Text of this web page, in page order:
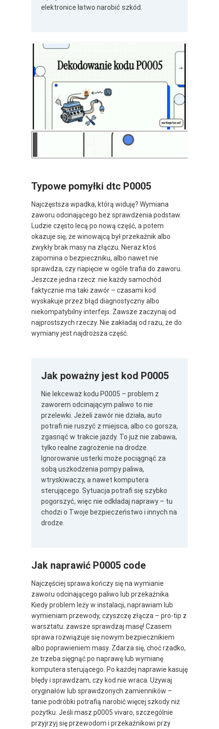
elektronice łatwo narobić szkód.
Typowe pomyłki dtc P0005
Najczęstsza wpadka, którą widuję? Wymiana
zaworu odcinającego bez sprawdzenia podstaw.
Ludzie często lecą po nową część, a potem
okazuje się, że winowajcą był przekaźnik albo
zwykły brak masy na złączu. Nieraz ktoś
zapomina o bezpieczniku, albo nawet nie
sprawdza, czy napięcie w ogóle trafia do zaworu.
Jeszcze jedna rzecz: nie każdy samochód
faktycznie ma taki zawór – czasami kod
wyskakuje przez błąd diagnostyczny albo
niekompatybilny interfejs. Zawsze zaczynaj od
najprostszych rzeczy. Nie zakładaj od razu, że do
wymiany jest najdroższa część.
Jak poważny jest kod P0005
Nie lekceważ kodu P0005 – problem z
zaworem odcinającym paliwo to nie
przelewki. Jeżeli zawór nie działa, auto
potrafi nie ruszyć z miejsca, albo co gorsza,
zgasnąć w trakcie jazdy. To już nie zabawa,
tylko realne zagrożenie na drodze.
Ignorowanie usterki może pociągnąć za
sobą uszkodzenia pompy paliwa,
wtryskiwaczy, a nawet komputera
sterującego. Sytuacja potrafi się szybko
pogorszyć, więc nie odkładaj naprawy – tu
chodzi o Twoje bezpieczeństwo i innych na
drodze.
Jak naprawić P0005 code
Najczęściej sprawa kończy się na wymianie
zaworu odcinającego paliwo lub przekaźnika.
Kiedy problem leży w instalacji, naprawiam lub
wymieniam przewody, czyszczę złącza – pro-tip z
warsztatu: zawsze sprawdzaj masę! Czasem
sprawa rozwiązuje się nowym bezpiecznikiem
albo poprawieniem masy. Zdarza się, choć rzadko,
że trzeba sięgnąć po naprawę lub wymianę
komputera sterującego. Po każdej naprawie kasuję
błędy i sprawdzam, czy kod nie wraca. Używaj
oryginałów lub sprawdzonych zamienników –
tanie podróbki potrafią narobić więcej szkody niż
pożytku. Jeśli masz p0005 vivaro, szczególnie
przyjrzyj się przewodom i przekaźnikowi przy